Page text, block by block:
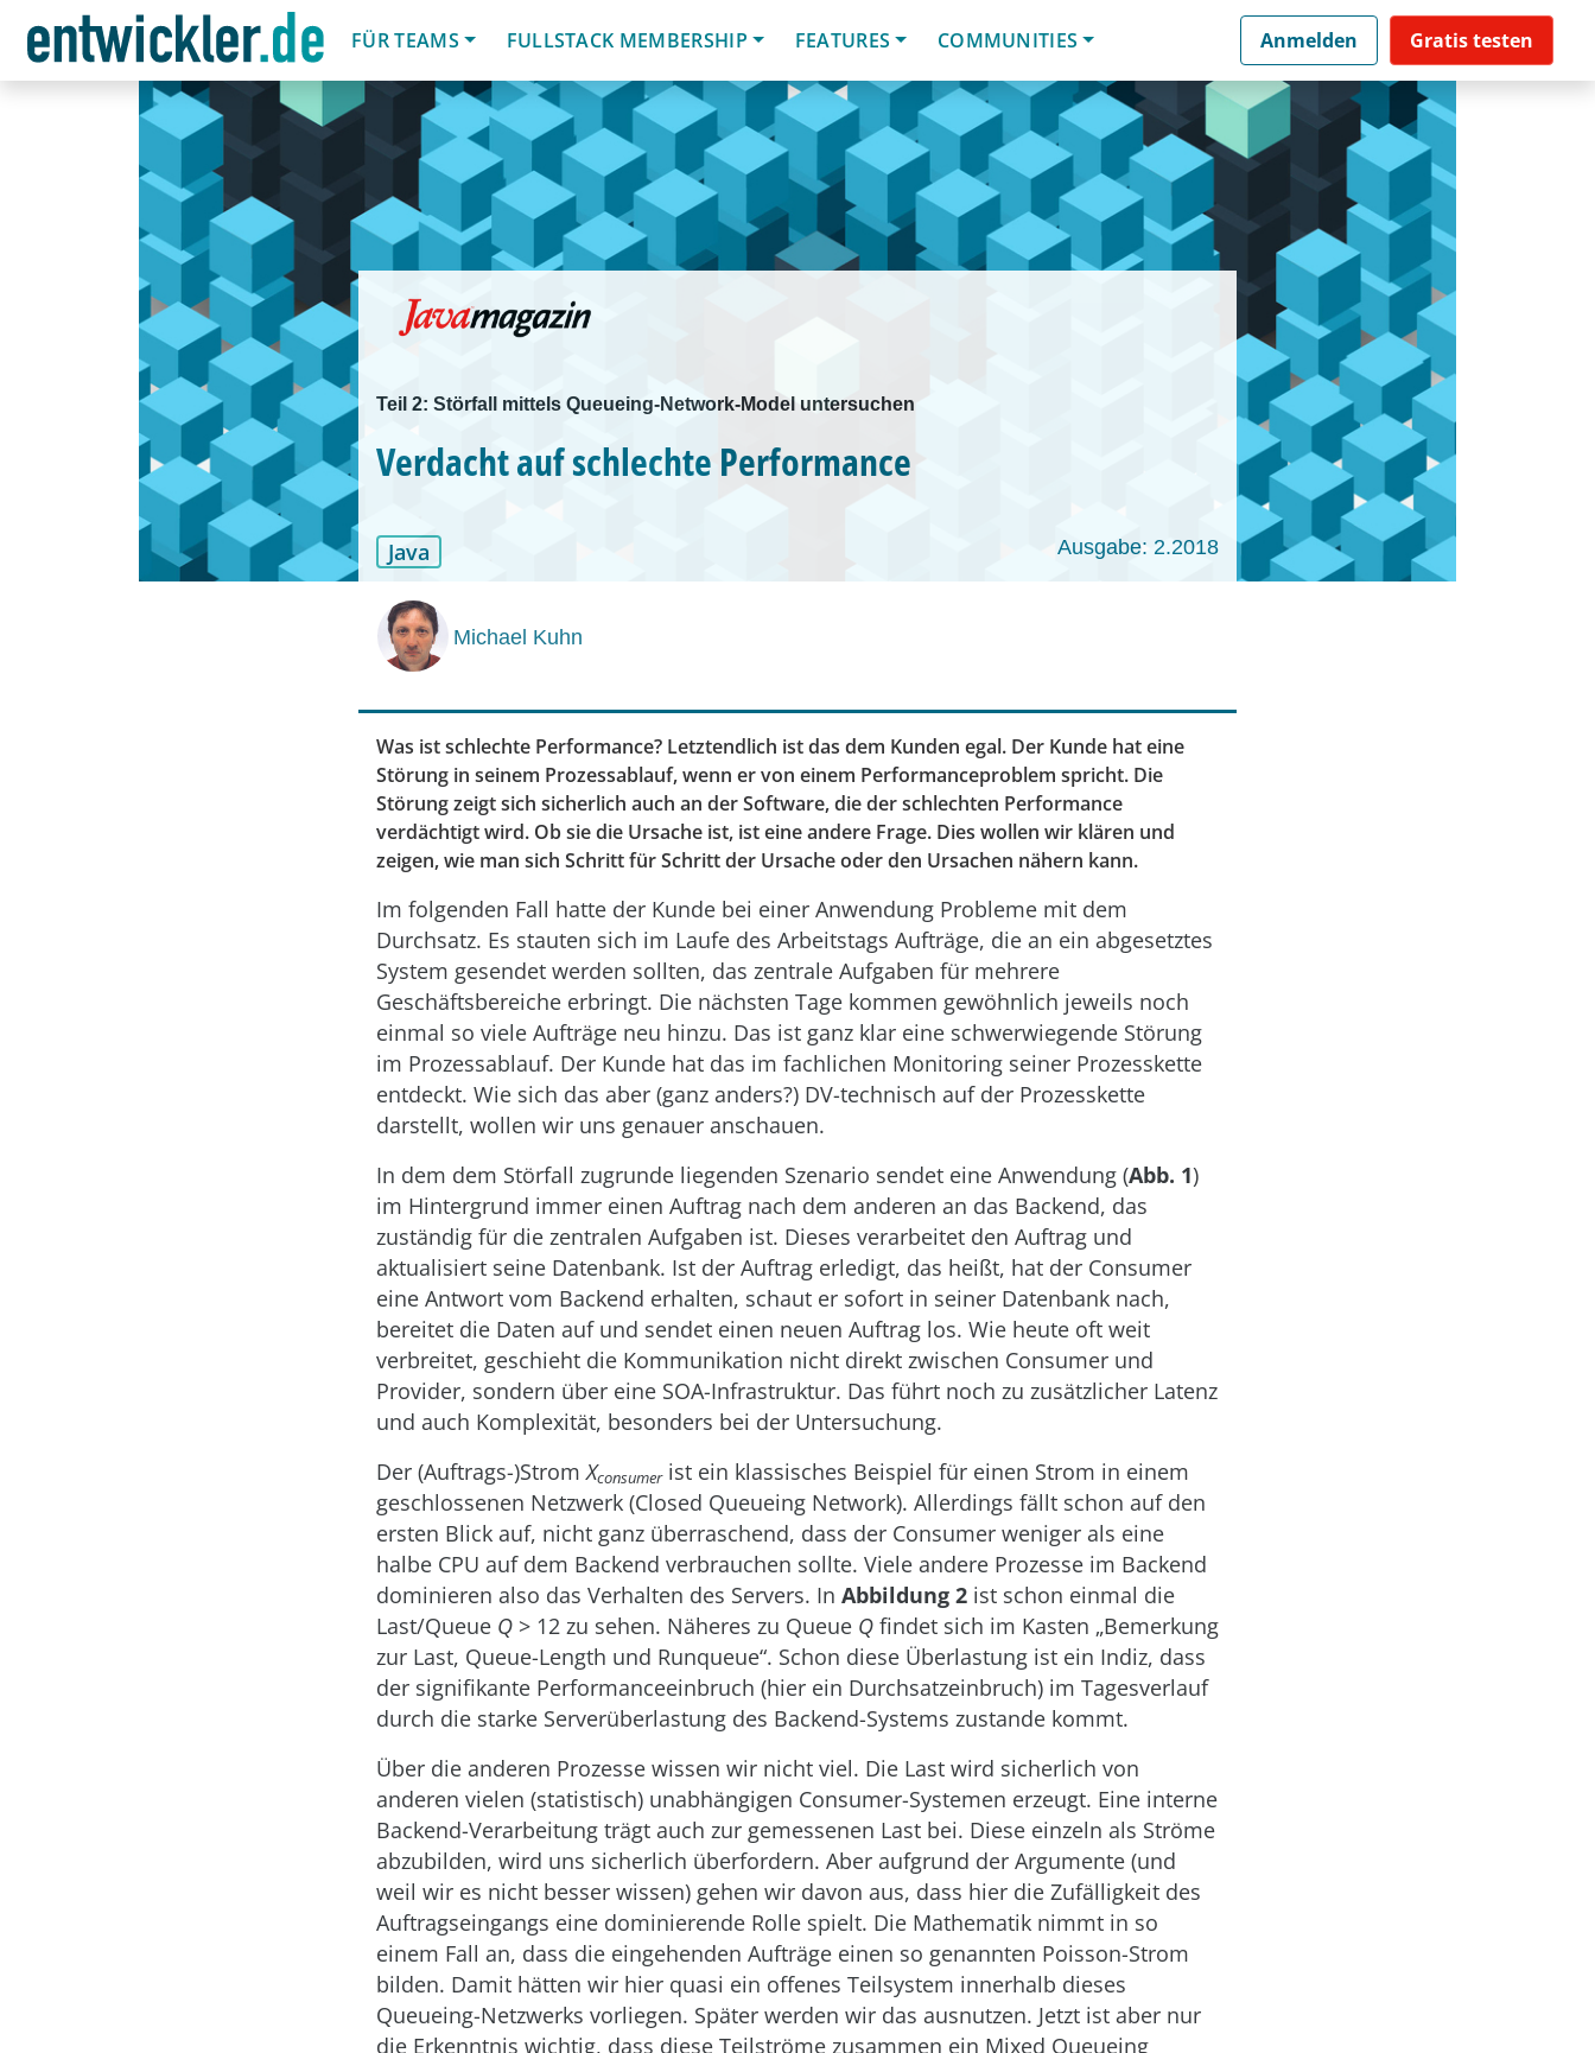
FÜR TEAMS
FULLSTACK MEMBERSHIP FEATURES COMMUNITIES Anmelden Gratis testen
Teil 2: Störfall mittels Queueing-Network-Model untersuchen
Verdacht auf schlechte Performance
Java Ausgabe: 2.2018
Michael Kuhn
Was ist schlechte Performance? Letztendlich ist das dem Kunden egal. Der Kunde hat eine
Störung in seinem Prozessablauf, wenn er von einem Performanceproblem spricht. Die
Störung zeigt sich sicherlich auch an der Software, die der schlechten Performance
verdächtigt wird. Ob sie die Ursache ist, ist eine andere Frage. Dies wollen wir klären und
zeigen, wie man sich Schritt für Schritt der Ursache oder den Ursachen nähern kann.
Im folgenden Fall hatte der Kunde bei einer Anwendung Probleme mit dem
Durchsatz. Es stauten sich im Laufe des Arbeitstags Aufträge, die an ein abgesetztes
System gesendet werden sollten, das zentrale Aufgaben für mehrere
Geschäftsbereiche erbringt. Die nächsten Tage kommen gewöhnlich jeweils noch
einmal so viele Aufträge neu hinzu. Das ist ganz klar eine schwerwiegende Störung
im Prozessablauf. Der Kunde hat das im fachlichen Monitoring seiner Prozesskette
entdeckt. Wie sich das aber (ganz anders?) DV-technisch auf der Prozesskette
darstellt, wollen wir uns genauer anschauen.
In dem dem Störfall zugrunde liegenden Szenario sendet eine Anwendung (Abb. 1)
im Hintergrund immer einen Auftrag nach dem anderen an das Backend, das
zuständig für die zentralen Aufgaben ist. Dieses verarbeitet den Auftrag und
aktualisiert seine Datenbank. Ist der Auftrag erledigt, das heißt, hat der Consumer
eine Antwort vom Backend erhalten, schaut er sofort in seiner Datenbank nach,
bereitet die Daten auf und sendet einen neuen Auftrag los. Wie heute oft weit
verbreitet, geschieht die Kommunikation nicht direkt zwischen Consumer und
Provider, sondern über eine SOA-Infrastruktur. Das führt noch zu zusätzlicher Latenz
und auch Komplexität, besonders bei der Untersuchung.
Der (Auftrags-)StromXconsumer ist ein klassisches Beispiel für einen Strom in einem
geschlossenen Netzwerk (Closed Queueing Network). Allerdings fällt schon auf den
ersten Blick auf, nicht ganz überraschend, dass der Consumer weniger als eine
halbe CPU auf dem Backend verbrauchen sollte. Viele andere Prozesse im Backend
dominieren also das Verhalten des Servers. In Abbildung 2 ist schon einmal die
Last/Queue Q > 12 zu sehen. Näheres zu Queue Q findet sich im Kasten „Bemerkung
zur Last, Queue-Length und Runqueue“. Schon diese Überlastung ist ein Indiz, dass
der signifikante Performanceeinbruch (hier ein Durchsatzeinbruch) im Tagesverlauf
durch die starke Serverüberlastung des Backend-Systems zustande kommt.
Über die anderen Prozesse wissen wir nicht viel. Die Last wird sicherlich von
anderen vielen (statistisch) unabhängigen Consumer-Systemen erzeugt. Eine interne
Backend-Verarbeitung trägt auch zur gemessenen Last bei. Diese einzeln als Ströme
abzubilden, wird uns sicherlich überfordern. Aber aufgrund der Argumente (und
weil wir es nicht besser wissen) gehen wir davon aus, dass hier die Zufälligkeit des
Auftragseingangs eine dominierende Rolle spielt. Die Mathematik nimmt in so
einem Fall an, dass die eingehenden Aufträge einen so genannten Poisson-Strom
bilden. Damit hätten wir hier quasi ein offenes Teilsystem innerhalb dieses
Queueing-Netzwerks vorliegen. Später werden wir das ausnutzen. Jetzt ist aber nur
die Erkenntnis wichtig, dass diese Teilströme zusammen ein Mixed Queueing